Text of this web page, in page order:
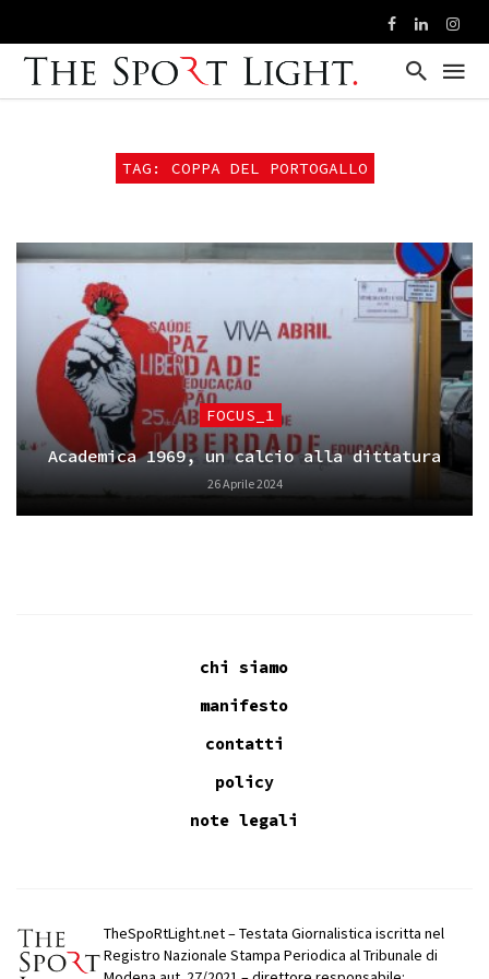
TAG: COPPA DEL PORTOGALLO
FOCUS_1
Academica 1969, un calcio alla dittatura
26 Aprile 2024
chi siamo
manifesto
contatti
policy
note legali
TheSpoRtLight.net – Testata Giornalistica iscritta nel
Registro Nazionale Stampa Periodica al Tribunale di